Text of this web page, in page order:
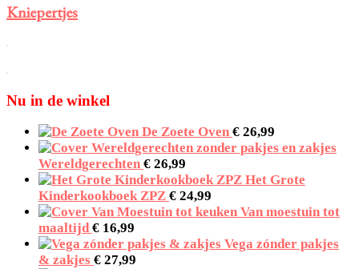
Kniepertjes
Nu in de winkel
De Zoete Oven € 26,99
Wereldgerechten € 26,99
Het Grote
Kinderkookboek ZPZ € 24,99
Van moestuin tot
maaltijd € 16,99
Vega zónder pakjes
& zakjes € 27,99